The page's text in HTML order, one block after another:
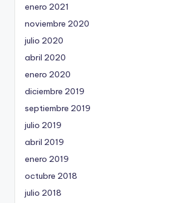
enero 2021
noviembre 2020
julio 2020
abril 2020
enero 2020
diciembre 2019
septiembre 2019
julio 2019
abril 2019
enero 2019
octubre 2018
julio 2018